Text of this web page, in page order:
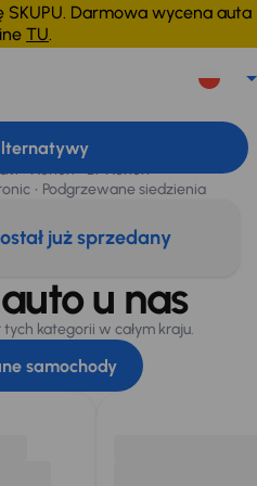
Darmowa wycena auta
TU.
, 2013
Xenon
Bi-Xenon
Podgrzewane siedzienia
już sprzedany
u nas
kategorii w całym kraju.
samochody